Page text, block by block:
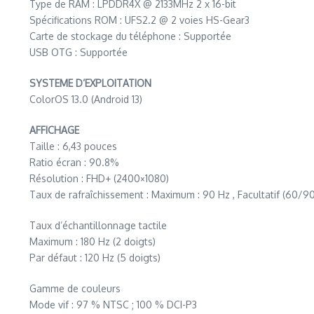
Type de RAM : LPDDR4X @ 2133MHz 2 x 16-bit
Spécifications ROM : UFS2.2 @ 2 voies HS-Gear3
Carte de stockage du téléphone : Supportée
USB OTG : Supportée
SYSTEME D’EXPLOITATION
ColorOS 13.0 (Android 13)
AFFICHAGE
Taille : 6,43 pouces
Ratio écran : 90.8%
Résolution : FHD+ (2400×1080)
Taux de rafraîchissement : Maximum : 90 Hz , Facultatif (60/
Taux d’échantillonnage tactile
Maximum : 180 Hz (2 doigts)
Par défaut : 120 Hz (5 doigts)
Gamme de couleurs
Mode vif : 97 % NTSC ; 100 % DCI-P3